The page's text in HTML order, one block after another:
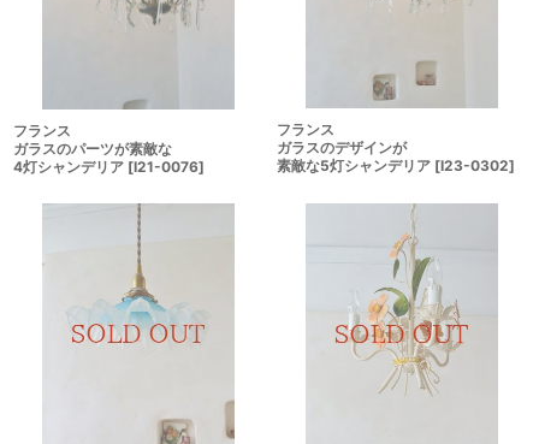
フランス
ガラスのパーツが素敵な
4灯シャンデリア [I21-0076]
フランス
ガラスのデザインが
素敵な5灯シャンデリア [I23-0302]